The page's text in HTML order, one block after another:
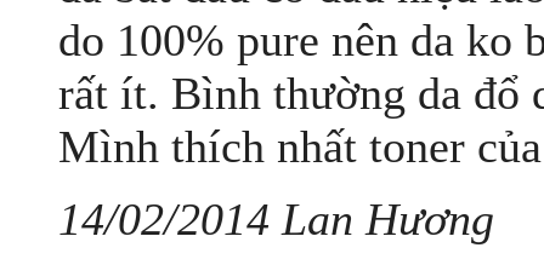
do 100% pure nên da ko
rất ít. Bình thường da đổ
Mình thích nhất toner
14/02/2014 Lan Hương